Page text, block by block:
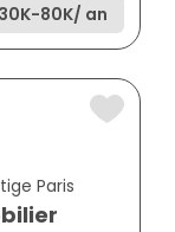
30K-80K/ an
Paris